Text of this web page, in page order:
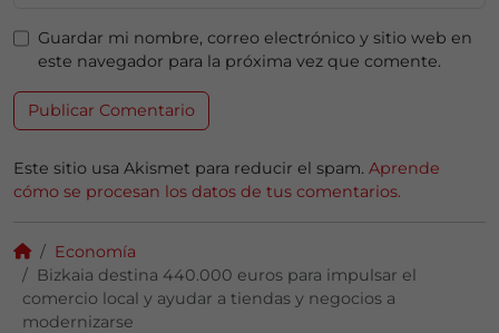
Guardar mi nombre, correo electrónico y sitio web en
este navegador para la próxima vez que comente.
Este sitio usa Akismet para reducir el spam. Aprende
cómo se procesan los datos de tus comentarios.
Economía
Bizkaia destina 440.000 euros para impulsar el
comercio local y ayudar a tiendas y negocios a
modernizarse